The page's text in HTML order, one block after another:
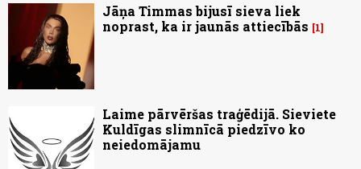
Jāņa Timmas bijusī sieva liek
noprast, ka ir jaunās attiecībās
1
Laime pārvēršas traģēdijā. Sieviete
Kuldīgas slimnīcā piedzīvo ko
neiedomājamu